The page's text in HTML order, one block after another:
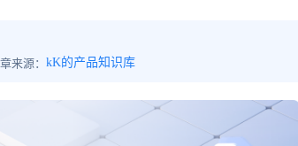
来源： kK的产品知识库